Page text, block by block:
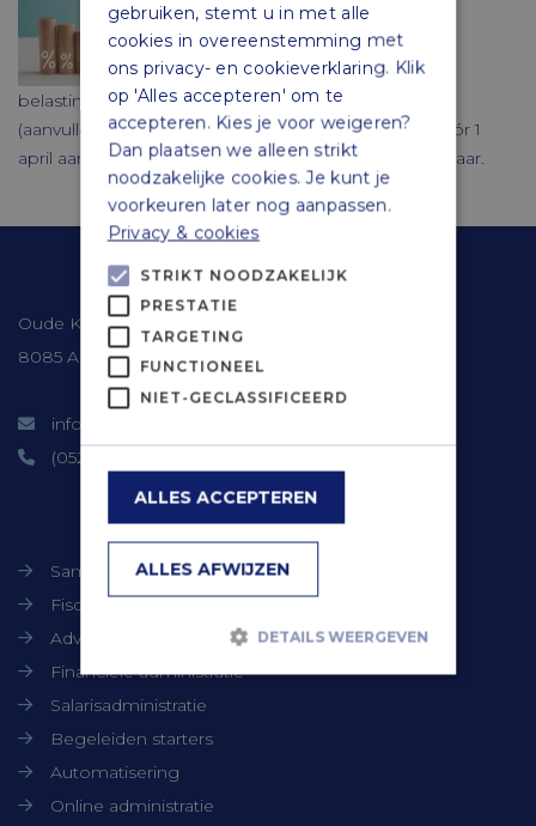
Ondernemers kunnen
belastingrente voorkomen door vóór 1 mei om een
(aanvullende) voorlopige aanslag te verzoeken of vóór 1
april aangifte te doen over het voorgaande kalenderjaar.
Contactgegevens
Oude Kerkweg 41
8085 AM Doornspijk
info@timmerbv.nl
(0525) 66 06 90
Onze diensten
Samenstellen jaarrekeningen
Fiscale dienstverlening
Advisering
Financiële administratie
Salarisadministratie
Begeleiden starters
Automatisering
Online administratie
gebruiken, stemt u in met alle
cookies in overeenstemming met
ons privacy- en cookieverklaring. Klik
op 'Alles accepteren' om te
accepteren. Kies je voor weigeren?
Dan plaatsen we alleen strikt
noodzakelijke cookies. Je kunt je
voorkeuren later nog aanpassen.
Privacy & cookies
STRIKT NOODZAKELIJK
PRESTATIE
TARGETING
FUNCTIONEEL
NIET-GECLASSIFICEERD
ALLES ACCEPTEREN
ALLES AFWIJZEN
DETAILS WEERGEVEN
Strikt noodzakelijk
Targeting